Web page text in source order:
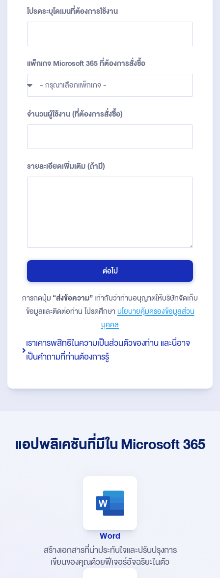
โปรดระบุโดเมนที่ต้องการใช้งาน
แพ็กเกจ Microsoft 365 ที่ต้องการสั่งซื้อ
จำนวนผู้ใช้งาน (ที่ต้องการสั่งซื้อ)
รายละเอียดเพิ่มเติม (ถ้ามี)
ต่อไป
การกดปุ่ม “ส่งข้อความ”เท่ากับว่าท่านอนุญาตให้บริษัทจัดเก็บ
ข้อมูลและติดต่อท่าน โปรดศึกษานโยบายคุ้มครองข้อมูลส่วน
บุคคล
เราเคารพสิทธิในความเป็นส่วนตัวของท่าน และนี่อาจ
เป็นคำถามที่ท่านต้องการรู้
แอปพลิเคชันที่มีใน Microsoft 365
Word
สร้างเอกสารที่น่าประทับใจและปรับปรุงการ
เขียนของคุณด้วยฟีเจอร์อัจฉริยะในตัว